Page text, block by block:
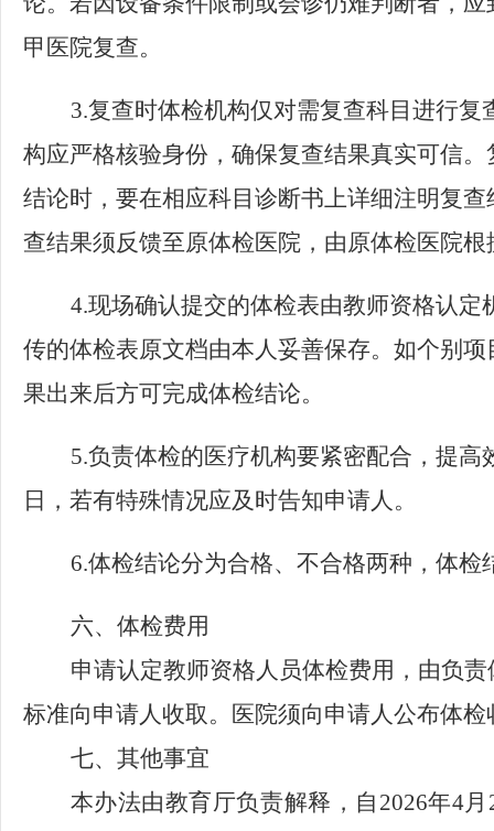
甲医院复查。
3.复查时体检机构仅对需复查科目进行
构应严格核验身份，确保复查结果真实可信
结论时，要在相应科目诊断书上详细注明复
查结果须反馈至原体检医院，由原体检医院
4.现场确认提交的体检表由教师资格认
传的体检表原文档由本人妥善保存。如个别
果出来后方可完成体检结论。
5.负责体检的医疗机构要紧密配合，提
日，若有特殊情况应及时告知申请人。
6.体检结论分为合格、不合格两种，体检
六、体检费用
申请认定教师资格人员体检费用，由负
标准向申请人收取。医院须向申请人公布体检
七、其他事宜
本办法由教育厅负责解释，自 2026年4月